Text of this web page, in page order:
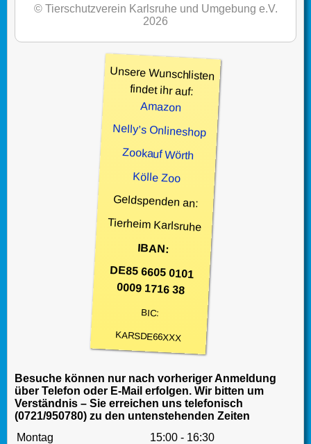
© Tierschutzverein Karlsruhe und Umgebung e.V.
2026
Unsere Wunschlisten
findet ihr auf:
Amazon
Nelly’s Onlineshop
Zookauf Wörth
Kölle Zoo
Geldspenden an:
Tierheim Karlsruhe
IBAN:
DE85 6605 0101
0009 1716 38
BIC:
KARSDE66XXX
Besuche können nur nach vorheriger Anmeldung
über Telefon oder E-Mail erfolgen. Wir bitten um
Verständnis – Sie erreichen uns telefonisch
(0721/950780) zu den untenstehenden Zeiten
Montag
15:00 - 16:30